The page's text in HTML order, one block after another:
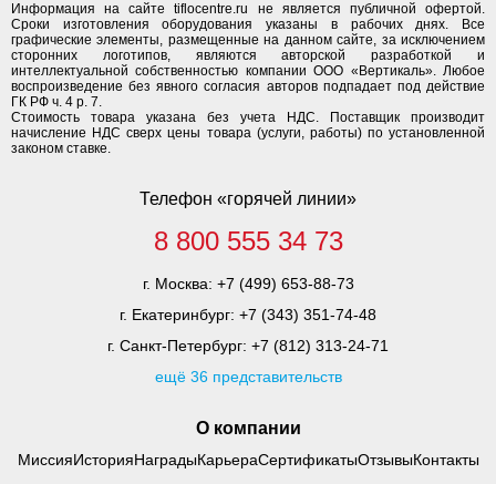
О компании
МиссияИсторияНаградыКарьераСертификатыОтзывыКонтакты
Информация на сайте tiflocentre.ru не является публичной офертой.
Сроки изготовления оборудования указаны в рабочих днях. Все
графические элементы, размещенные на данном сайте, за исключением
сторонних логотипов, являются авторской разработкой и
интеллектуальной собственностью компании ООО «Вертикаль». Любое
воспроизведение без явного согласия авторов подпадает под действие
ГК РФ ч. 4 р. 7.
Стоимость товара указана без учета НДС. Поставщик производит
начисление НДС сверх цены товара (услуги, работы) по установленной
законом ставке.
Телефон «горячей линии»
8 800 555 34 73
г. Москва: +7 (499) 653-88-73
г. Екатеринбург: +7 (343) 351-74-48
г. Санкт-Петербург: +7 (812) 313-24-71
ещё 36 представительств